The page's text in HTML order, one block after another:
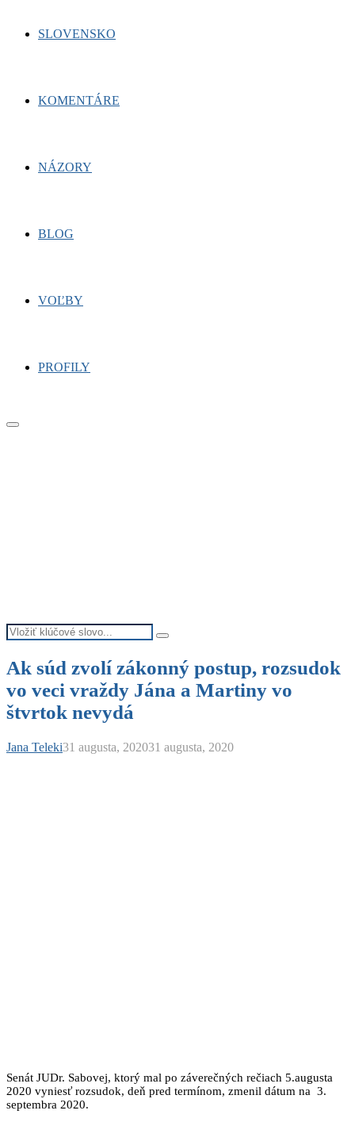
SLOVENSKO
KOMENTÁRE
NÁZORY
BLOG
VOĽBY
PROFILY
Primary
Search
for:
Search
Ak súd zvolí zákonný postup, rozsudok
vo veci vraždy Jána a Martiny vo
štvrtok nevydá
Jana Teleki31 augusta, 202031 augusta, 2020
Senát JUDr. Sabovej, ktorý mal po záverečných rečiach 5.augusta
2020 vyniesť rozsudok, deň pred termínom, zmenil dátum na 3.
septembra 2020.